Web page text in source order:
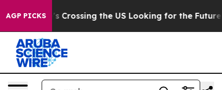
AGP PICKS
24, she's Crossing the US Looking for the Future of